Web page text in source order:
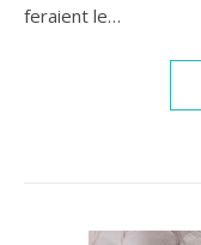
feraient le…